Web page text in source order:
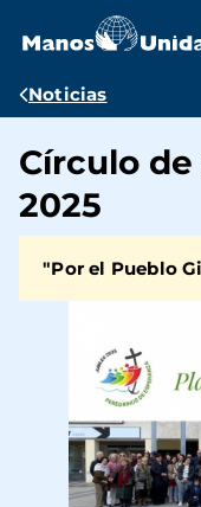
contenido
Ruta
navegación
Noticias
Círculo
2025
"Por el Pueblo